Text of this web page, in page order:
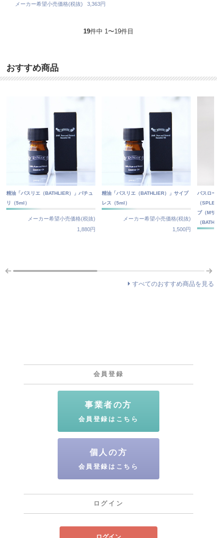
メーカー希望小売価格(税抜) 3,363円
19件中 1〜19件目
おすすめ商品
精油「バスリエ（BATHLIER）」パチュ
リ（5ml）
メーカー希望小売価格(税抜)
1,880円
精油「バスリエ（BATHLIER）」サイプ
レス（5ml）
メーカー希望小売価格(税抜)
1,500円
バスロ
（
ブ（M
（
すべてのおすすめ商品を見る
会員登録
事業者の方
会員登録はこちら
個人の方
会員登録はこちら
ログイン